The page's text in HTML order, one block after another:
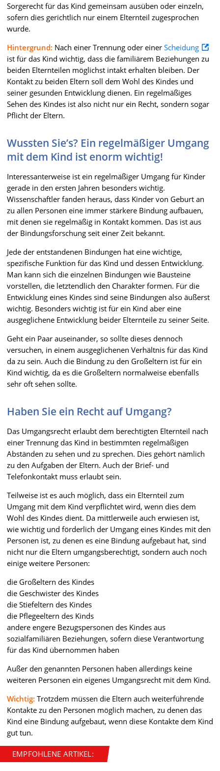
Sorgerecht für das Kind gemeinsam ausüben oder einzeln,
sofern dies gerichtlich nur einem Elternteil zugesprochen
wurde.
Hintergrund: Nach einer Trennung oder einer Scheidung
ist für das Kind wichtig, dass die familiärem Beziehungen zu
beiden Elternteilen möglichst intakt erhalten bleiben. Der
Kontakt zu beiden Eltern soll dem Wohl des Kindes und
seiner gesunden Entwicklung dienen. Ein regelmäßiges
Sehen des Kindes ist also nicht nur ein Recht, sondern sogar
Pflicht der Eltern.
Wussten Sie’s? Ein regelmäßiger Umgang
mit dem Kind ist enorm wichtig!
Interessanterweise ist ein regelmäßiger Umgang für Kinder
gerade in den ersten Jahren besonders wichtig.
Wissenschaftler fanden heraus, dass Kinder von Geburt an
zu allen Personen eine immer stärkere Bindung aufbauen,
mit denen sie regelmäßig in Kontakt kommen. Das ist aus
der Bindungsforschung seit einer Zeit bekannt.
Jede der entstandenen Bindungen hat eine wichtige,
spezifische Funktion für das Kind und dessen Entwicklung.
Man kann sich die einzelnen Bindungen wie Bausteine
vorstellen, die letztendlich den Charakter formen. Für die
Entwicklung eines Kindes sind seine Bindungen also äußerst
wichtig. Besonders wichtig ist für ein Kind aber eine
ausgeglichene Entwicklung beider Elternteile zu seiner Seite.
Geht ein Paar auseinander, so sollte dieses dennoch
versuchen, in einem ausgeglichenen Verhältnis für das Kind
da zu sein. Auch die Bindung zu den Großeltern ist für ein
Kind wichtig, da es die Großeltern normalweise ebenfalls
sehr oft sehen sollte.
Haben Sie ein Recht auf Umgang?
Das Umgangsrecht erlaubt dem berechtigten Elternteil nach
einer Trennung das Kind in bestimmten regelmäßigen
Abständen zu sehen und zu sprechen. Dies gehört nämlich
zu den Aufgaben der Eltern. Auch der Brief- und
Telefonkontakt muss erlaubt sein.
Teilweise ist es auch möglich, dass ein Elternteil zum
Umgang mit dem Kind verpflichtet wird, wenn dies dem
Wohl des Kindes dient. Da mittlerweile auch erwiesen ist,
wie wichtig und förderlich der Umgang eines Kindes mit den
Personen ist, zu denen es eine Bindung aufgebaut hat, sind
nicht nur die Eltern umgangsberechtigt, sondern auch noch
einige weitere Personen:
die Großeltern des Kindes
die Geschwister des Kindes
die Stiefeltern des Kindes
die Pflegeeltern des Kinds
andere engere Bezugspersonen des Kindes aus
sozialfamiliären Beziehungen, sofern diese Verantwortung
für das Kind übernommen haben
Außer den genannten Personen haben allerdings keine
weiteren Personen ein eigenes Umgangsrecht mit dem Kind.
Wichtig: Trotzdem müssen die Eltern auch weiterführende
Kontakte zu den Personen möglich machen, zu denen das
Kind eine Bindung aufgebaut, wenn diese Kontakte dem Kind
gut tun.
EMPFOHLENE ARTIKEL: